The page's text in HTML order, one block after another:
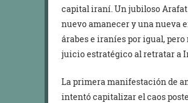
capital iraní. Un jubiloso
nuevo amanecer y una nueva
árabes e iraníes por igual,
juicio estratégico al retratar a
La primera manifestación de
intentó capitalizar el caos